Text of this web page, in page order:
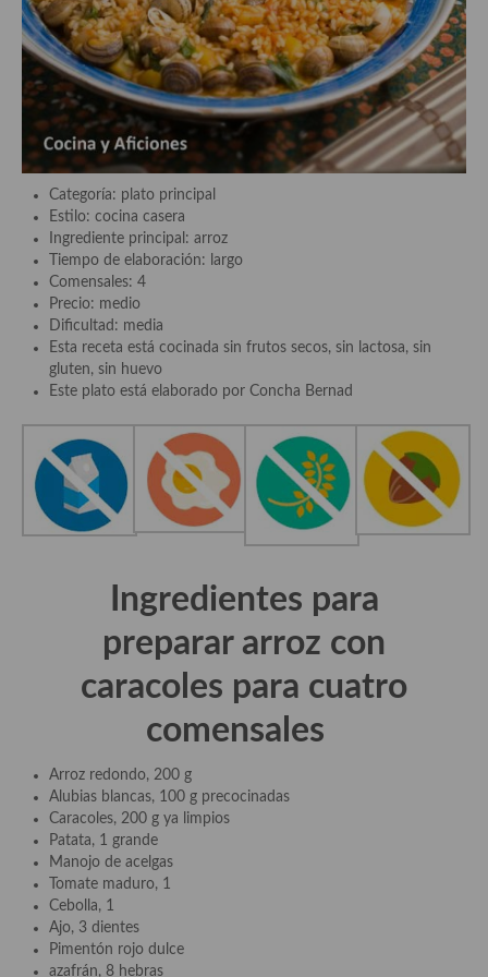
demás
Entrantes y primeros platos
Ensaladas
Entrantes
Quínoa
Pasta
Arroces Y fideuás
Legumbres y cereales
Cuscús
Huevos
Masas elaboradas con harina, pizzas, quiches y demás
Plato principal
Pescado y Marisco
Quesos, recetas
Salazones y encurtidos
Recetas Especiales
Recetas de Cuaresma
Recetas maridadas con los mejores AOVES
Categoría: plato principal
Estilo: cocina casera
Ingrediente principal: arroz
Tiempo de elaboración: largo
Comensales: 4
Precio: medio
Dificultad: media
Esta receta está cocinada sin frutos secos, sin lactosa, sin
gluten, sin huevo
Este plato está elaborado por Concha Bernad
Ingredientes para
preparar arroz con
caracoles para cuatro
comensales
Arroz redondo, 200 g
Alubias blancas, 100 g precocinadas
Caracoles, 200 g ya limpios
Patata, 1 grande
Manojo de acelgas
Tomate maduro, 1
Cebolla, 1
Ajo, 3 dientes
Pimentón rojo dulce
azafrán, 8 hebras